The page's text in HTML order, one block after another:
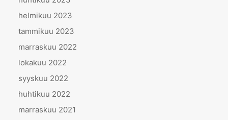
helmikuu 2023
tammikuu 2023
marraskuu 2022
lokakuu 2022
syyskuu 2022
huhtikuu 2022
marraskuu 2021